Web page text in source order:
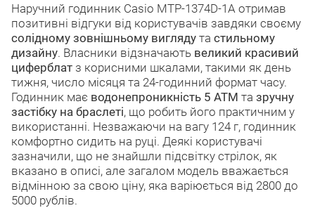
Наручний годинник Casio MTP-1374D-1A отримав
позитивні відгуки від користувачів завдяки своєму
солідному зовнішньому вигляду та стильному
дизайну. Власники відзначають великий красивий
циферблат з корисними шкалами, такими як день
тижня, число місяця та 24-годинний формат часу.
Годинник має водонепроникність 5 ATM та зручну
застібку на браслеті, що робить його практичним у
використанні. Незважаючи на вагу 124 г, годинник
комфортно сидить на руці. Деякі користувачі
зазначили, що не знайшли підсвітку стрілок, як
вказано в описі, але загалом модель вважається
відмінною за свою ціну, яка варіюється від 2800 до
5000 рублів.